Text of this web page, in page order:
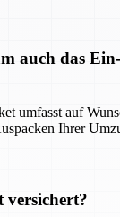
auch das
umfasst auf
Ihrer
versichert?